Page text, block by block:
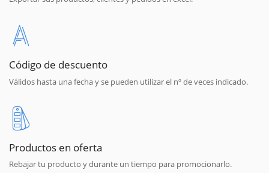
Código de descuento
Válidos hasta una fecha y se pueden utilizar el nº de veces indicado.
Productos en oferta
Rebajar tu producto y durante un tiempo para promocionarlo.